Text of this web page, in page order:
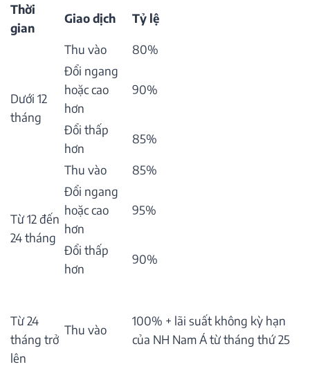
Thời
gian
Giao dịch Tỷ lệ
Dưới 12
tháng
Thu vào
80%
Đổi ngang
hoặc cao
hơn
90%
Đổi thấp
hơn
85%
Từ 12 đến
24 tháng
Thu vào
85%
Đổi ngang
hoặc cao
hơn
95%
Đổi thấp
hơn
90%
Từ 24
tháng trở
lên
Thu vào
100% + lãi suất không kỳ hạn
của NH Nam Á từ tháng thứ 25